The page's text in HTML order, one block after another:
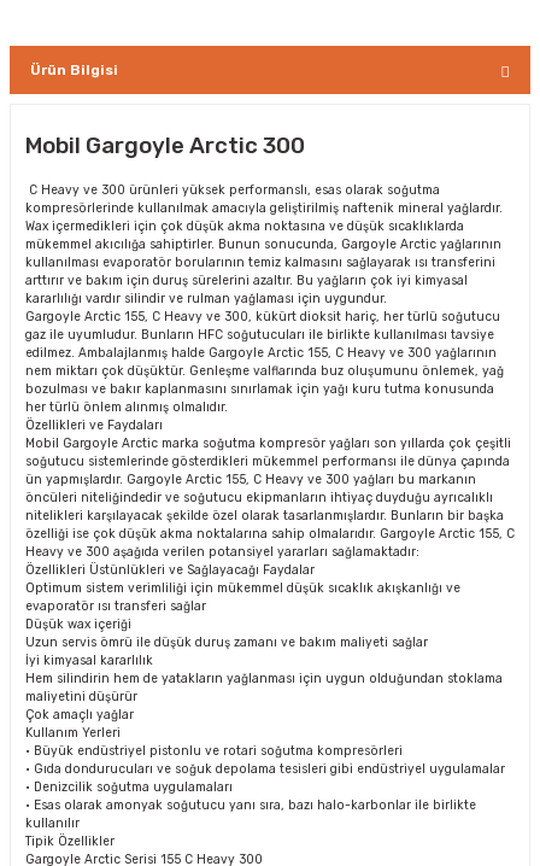
Ürün Bilgisi
Mobil Gargoyle Arctic 300
C Heavy ve 300 ürünleri yüksek performanslı, esas olarak soğutma
kompresörlerinde kullanılmak amacıyla geliştirilmiş naftenik mineral yağlardır.
Wax içermedikleri için çok düşük akma noktasına ve düşük sıcaklıklarda
mükemmel akıcılığa sahiptirler. Bunun sonucunda, Gargoyle Arctic yağlarının
kullanılması evaporatör borularının temiz kalmasını sağlayarak ısı transferini
arttırır ve bakım için duruş sürelerini azaltır. Bu yağların çok iyi kimyasal
kararlılığı vardır silindir ve rulman yağlaması için uygundur.
Gargoyle Arctic 155, C Heavy ve 300, kükürt dioksit hariç, her türlü soğutucu
gaz ile uyumludur. Bunların HFC soğutucuları ile birlikte kullanılması tavsiye
edilmez. Ambalajlanmış halde Gargoyle Arctic 155, C Heavy ve 300 yağlarının
nem miktarı çok düşüktür. Genleşme valflarında buz oluşumunu önlemek, yağ
bozulması ve bakır kaplanmasını sınırlamak için yağı kuru tutma konusunda
her türlü önlem alınmış olmalıdır.
Özellikleri ve Faydaları
Mobil Gargoyle Arctic marka soğutma kompresör yağları son yıllarda çok çeşitli
soğutucu sistemlerinde gösterdikleri mükemmel performansı ile dünya çapında
ün yapmışlardır. Gargoyle Arctic 155, C Heavy ve 300 yağları bu markanın
öncüleri niteliğindedir ve soğutucu ekipmanların ihtiyaç duyduğu ayrıcalıklı
nitelikleri karşılayacak şekilde özel olarak tasarlanmışlardır. Bunların bir başka
özelliği ise çok düşük akma noktalarına sahip olmalarıdır. Gargoyle Arctic 155, C
Heavy ve 300 aşağıda verilen potansiyel yararları sağlamaktadır:
Özellikleri Üstünlükleri ve Sağlayacağı Faydalar
Optimum sistem verimliliği için mükemmel düşük sıcaklık akışkanlığı ve
evaporatör ısı transferi sağlar
Düşük wax içeriği
Uzun servis ömrü ile düşük duruş zamanı ve bakım maliyeti sağlar
İyi kimyasal kararlılık
Hem silindirin hem de yatakların yağlanması için uygun olduğundan stoklama
maliyetini düşürür
Çok amaçlı yağlar
Kullanım Yerleri
• Büyük endüstriyel pistonlu ve rotari soğutma kompresörleri
• Gıda dondurucuları ve soğuk depolama tesisleri gibi endüstriyel uygulamalar
• Denizcilik soğutma uygulamaları
• Esas olarak amonyak soğutucu yanı sıra, bazı halo-karbonlar ile birlikte
kullanılır
Tipik Özellikler
Gargoyle Arctic Serisi 155 C Heavy 300